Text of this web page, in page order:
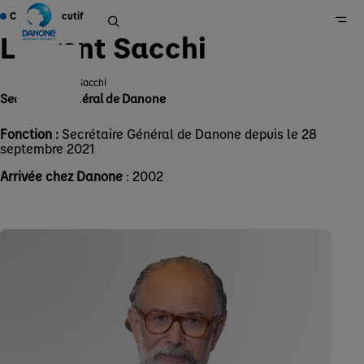
Danone en France
Groupe
Qui sommes-nous ?
Gouvernance
Laurent Sacchi
Comité exécutif
Laurent Sacchi
Secrétaire Général de Danone
Fonction : Secrétaire Général de Danone depuis le 28
septembre 2021
Arrivée chez Danone : 2002